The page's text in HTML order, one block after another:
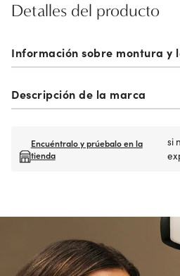
Detalles del producto
Información sobre montura y
Descripción de la marca
Encuéntralo y prúebalo en la
tienda
si